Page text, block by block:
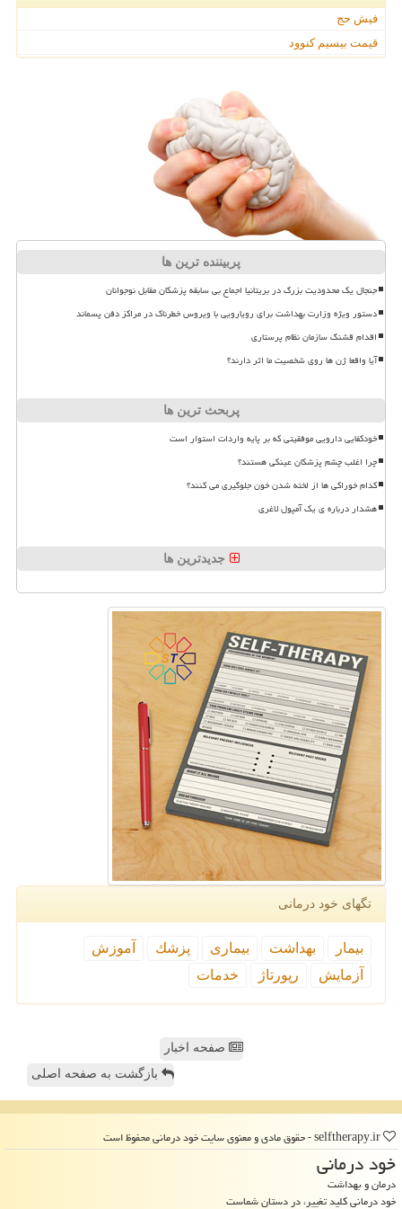
فیش حج
قیمت بیسیم کنوود
پربیننده ترین ها
جنجال یک محدودیت بزرگ در بریتانیا اجماع بی سابقه پزشکان مقابل نوجوانان
دستور ویژه وزارت بهداشت برای رویارویی با ویروس خطرناک در مراکز دفن پسماند
اقدام قشنگ سازمان نظام پرستاری
آیا واقعا ژن ها روی شخصیت ما اثر دارند؟
پربحث ترین ها
خودکفایی دارویی موفقیتی که بر پایه واردات استوار است
چرا اغلب چشم پزشکان عینکی هستند؟
کدام خوراکی ها از لخته شدن خون جلوگیری می کنند؟
هشدار درباره ی یک آمپول لاغری
جدیدترین ها
تگهای خود درمانی
بیمار بهداشت بیماری پزشك
آموزش
آزمایش
رپورتاژ خدمات
صفحه اخبار
بازگشت به صفحه اصلی
خود درمانی
درمان و بهداشت
خود درمانی کلید تغییر، در دستان شماست